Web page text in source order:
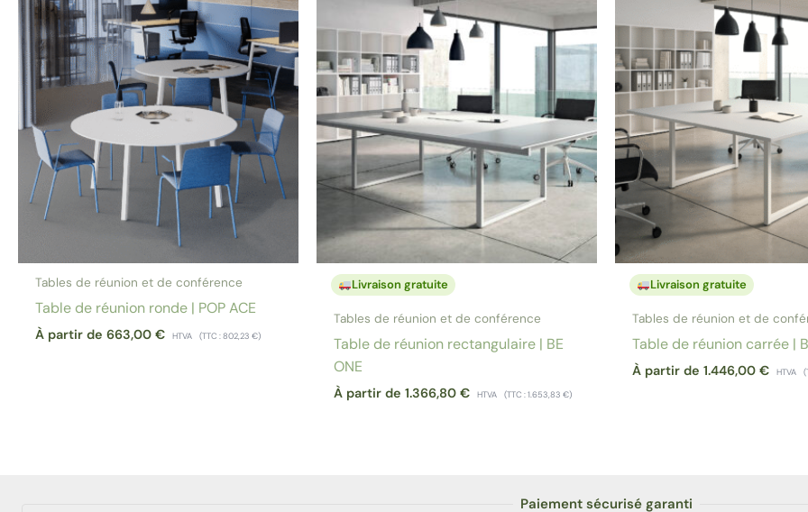
Tables de réunion et de conférence
Table de réunion ronde | POP ACE
À partir de663,00€ HTVA (TTC :802,23€)
Livraison gratuite
Tables de réunion et de conférence
Table de réunion rectangulaire | BE
ONE
À partir de1.366,80€ HTVA (TTC :1.653,83€)
Livraison gratuite
Tables de réunion et de
Table de réunion carrée |
À partir de1.446,00€ HTVA
Paiement sécurisé garanti